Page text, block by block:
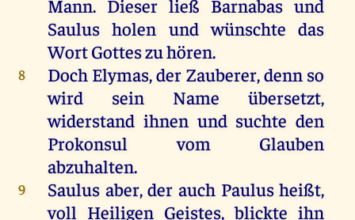
Mann. Dieser ließ Barnabas und
Saulus holen und wünschte das
WortGotteszuhören.
8 Doch Elymas,der Zauberer,denn so
wird
sein Name übersetzt,
widerstand ihnen und suchte den
Prokonsulvom
Glauben
abzuhalten.
9 Saulus aber,der auch Paulus heißt,
voll Heiligen Geistes, blickteihn